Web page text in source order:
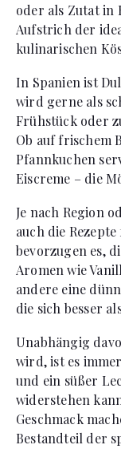
oder als Zutat in
Aufstrich der
kulinarischen
In Spanien ist
wird gerne als
Frühstück oder
Ob auf frischem
Pfannkuchen
Eiscreme – die
Je nach Region
auch die
bevorzugen es,
Aromen wie
andere eine
die sich besser
Unabhängig
wird, ist es
und ein süßer
widerstehen
Geschmack
Bestandteil der